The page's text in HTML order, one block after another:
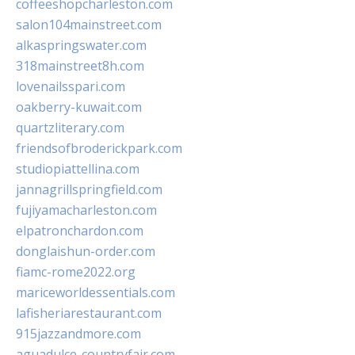
coffeeshopcharleston.com
salon104mainstreet.com
alkaspringswater.com
318mainstreet8h.com
lovenailsspari.com
oakberry-kuwait.com
quartzliterary.com
friendsofbroderickpark.com
studiopiattellina.com
jannagrillspringfield.com
fujiyamacharleston.com
elpatronchardon.com
donglaishun-order.com
fiamc-rome2022.org
mariceworldessentials.com
lafisheriarestaurant.com
915jazzandmore.com